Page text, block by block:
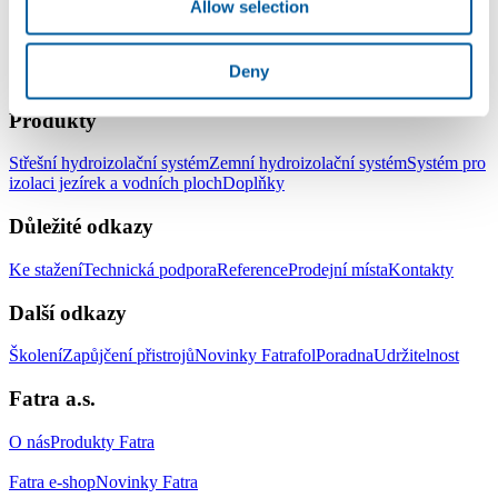
Allow selection
Deny
YouTube
Produkty
Střešní hydroizolační systémZemní hydroizolační systémSystém pro
izolaci jezírek a vodních plochDoplňky
Důležité odkazy
Ke staženíTechnická podporaReferenceProdejní místaKontakty
Další odkazy
ŠkoleníZapůjčení přistrojůNovinky FatrafolPoradnaUdržitelnost
Fatra a.s.
O násProdukty Fatra
Fatra e-shopNovinky Fatra